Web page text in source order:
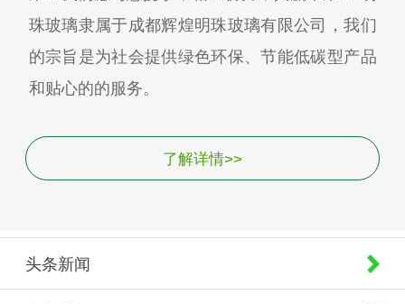
珠玻璃隶属于成都辉煌明珠玻璃有限公司，我们
的宗旨是为社会提供绿色环保、节能低碳型产品
和贴心的的服务。
了解详情>>
头条新闻